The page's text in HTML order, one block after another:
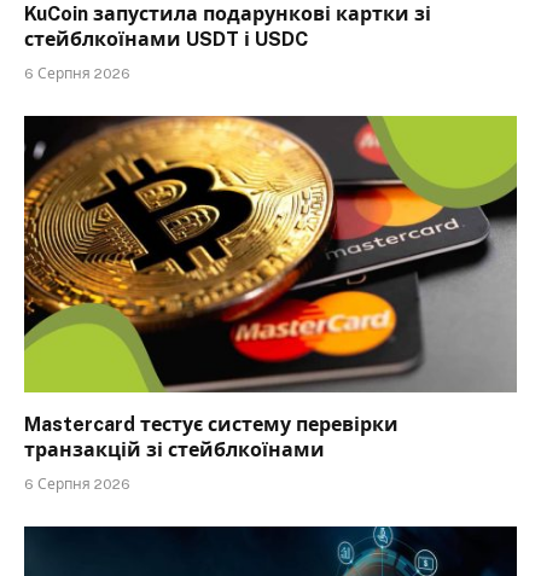
KuCoin запустила подарункові картки зі
стейблкоїнами USDT і USDC
6 Серпня 2026
Mastercard тестує систему перевірки
транзакцій зі стейблкоїнами
6 Серпня 2026